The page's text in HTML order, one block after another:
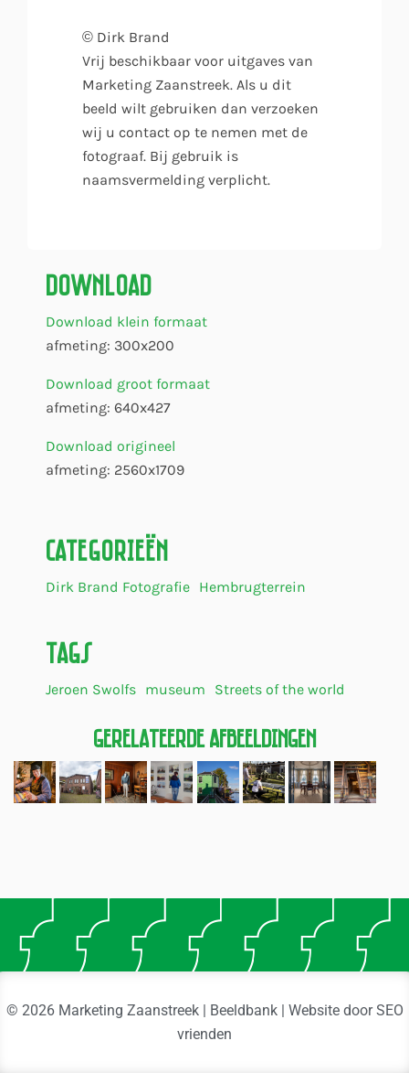
© Dirk Brand
Vrij beschikbaar voor uitgaves van
Marketing Zaanstreek. Als u dit
beeld wilt gebruiken dan verzoeken
wij u contact op te nemen met de
fotograaf. Bij gebruik is
naamsvermelding verplicht.
Download
Download klein formaat
afmeting: 300x200
Download groot formaat
afmeting: 640x427
Download origineel
afmeting: 2560x1709
Categorieën
Dirk Brand Fotografie Hembrugterrein
Tags
Jeroen Swolfs museum Streets of the world
Gerelateerde Afbeeldingen
© 2026 Marketing Zaanstreek | Beeldbank | Website doorSEO
vrienden